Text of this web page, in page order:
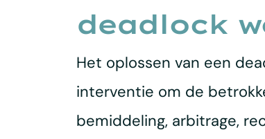
deadlock
Het oplossen van een
interventie om de
bemiddeling, arbitrage,